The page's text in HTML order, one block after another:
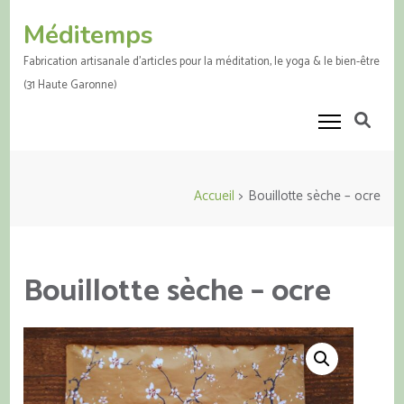
contenu
(Pressez
Méditemps
Fabrication artisanale d'articles pour la méditation, le yoga & le bien-être
(31 Haute Garonne)
Accueil > Bouillotte sèche – ocre
Bouillotte sèche – ocre